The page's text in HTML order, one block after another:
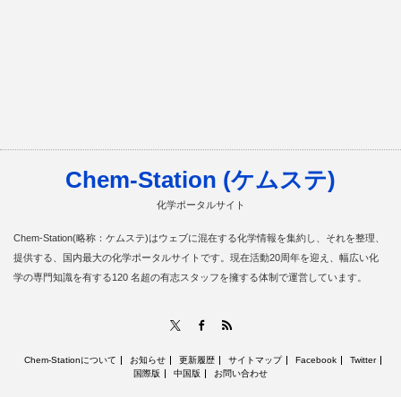
Chem-Station (ケムステ)
化学ポータルサイト
Chem-Station(略称：ケムステ)はウェブに混在する化学情報を集約し、それを整理、
提供する、国内最大の化学ポータルサイトです。現在活動20周年を迎え、幅広い化
学の専門知識を有する120 名超の有志スタッフを擁する体制で運営しています。
Facebook
Chem-Stationについて お知らせ 更新履歴 サイトマップ Facebook
Twitter
国際版
中国版 お問い合わせ